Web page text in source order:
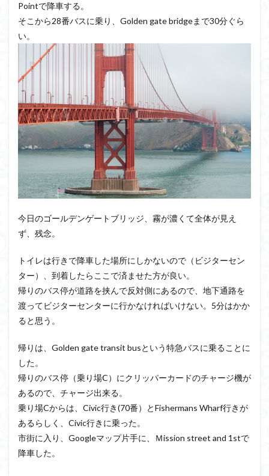
Pointで降車する。
そこから28番バスに乗り、Golden gate bridgeまで30分ぐら
い。
今日のゴールデンゲートブリッジ、霧が濃くて全体が見え
ず、残念。
トイレは行きで降車した場所にしかないので（ビジターセン
ター）、到着したらここで済ませた方が良い。
帰りのバス停が道路を挟んで反対側にあるので、地下通路を
渡ってビジターセンターに行かなければいけない。5分はかか
ると思う。
帰りは、Golden gate transit busという特急バスに乗ることに
した。
帰りのバス停（乗り場Ⅽ）にクリッパーカードのチャージ機が
あるので、チャージ出来る。
乗り場Cからは、Civic行き(70番）とFishermans Wharf行きが
あるらしく、Civic行きに乗った。
市街に入り、Googleマップ片手に、Ｍission street and 1stで
降車した。